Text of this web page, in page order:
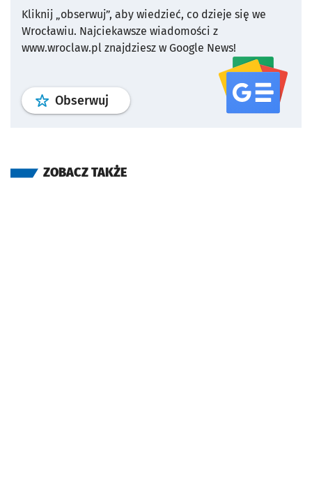
Kliknij „obserwuj”, aby wiedzieć, co dzieje się we
Wrocławiu. Najciekawsze wiadomości z
www.wroclaw.pl znajdziesz w Google News!
Obserwuj profil serwisu
ZOBACZ TAKŻE